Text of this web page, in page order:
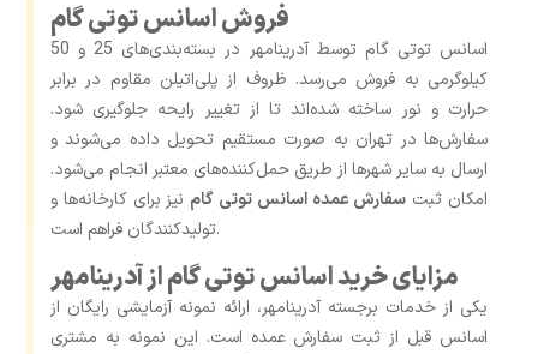
فروش اسانس توتی گام
اسانس توتی گام توسط آدرینامهر در بسته‌بندی‌های 25 و 50
کیلوگرمی به فروش می‌رسد. ظروف از پلی‌اتیلن مقاوم در برابر
حرارت و نور ساخته شده‌اند تا از تغییر رایحه جلوگیری شود.
سفارش‌ها در تهران به‌ صورت مستقیم تحویل داده می‌شوند و
ارسال به سایر شهرها از طریق حمل‌کننده‌های معتبر انجام می‌شود.
امکان ثبت سفارش عمده اسانس توتی گام نیز برای کارخانه‌ها و
تولیدکنندگان فراهم است.
مزایای خرید اسانس توتی گام از آدرینامهر
یکی از خدمات برجسته آدرینامهر، ارائه نمونه آزمایشی رایگان از
اسانس قبل از ثبت سفارش عمده است. این نمونه به مشتری